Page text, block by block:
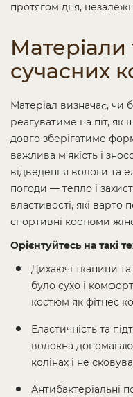
протягом дня,
Матеріали
сучасних
Матеріал визначає, чи
реагуватиме на піт, як
довго зберігатиме
важлива м’якість і
відведення вологи та
погоди — тепло і
властивості, які
спортивні костюми
Орієнтуйтесь на такі
Дихаючі тканини
було сухо і
костюм як фітнес
Еластичність та
волокна
колінах і не
Антибактеріальні